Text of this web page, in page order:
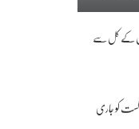
کا 5 واں اسپیل کے کل سے
پریمیئر لیگ: قومی کرکٹرز کو این او سی 19 اگست کو جاری